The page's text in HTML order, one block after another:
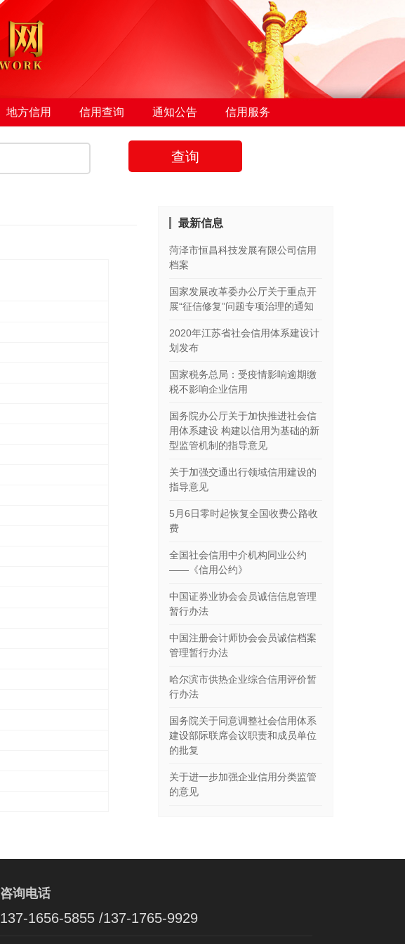
地方信用 信用查询 通知公告 信用服务
查询
最新信息
菏泽市恒昌科技发展有限公司信用
档案
国家发展改革委办公厅关于重点开
展“征信修复”问题专项治理的通知
2020年江苏省社会信用体系建设计
划发布
国家税务总局：受疫情影响逾期缴
税不影响企业信用
国务院办公厅关于加快推进社会信
用体系建设 构建以信用为基础的新
型监管机制的指导意见
关于加强交通出行领域信用建设的
指导意见
5月6日零时起恢复全国收费公路收
费
全国社会信用中介机构同业公约
——《信用公约》
中国证券业协会会员诚信信息管理
暂行办法
中国注册会计师协会会员诚信档案
管理暂行办法
哈尔滨市供热企业综合信用评价暂
行办法
国务院关于同意调整社会信用体系
建设部际联席会议职责和成员单位
的批复
关于进一步加强企业信用分类监管
的意见
咨询电话
137-1656-5855 /137-1765-9929